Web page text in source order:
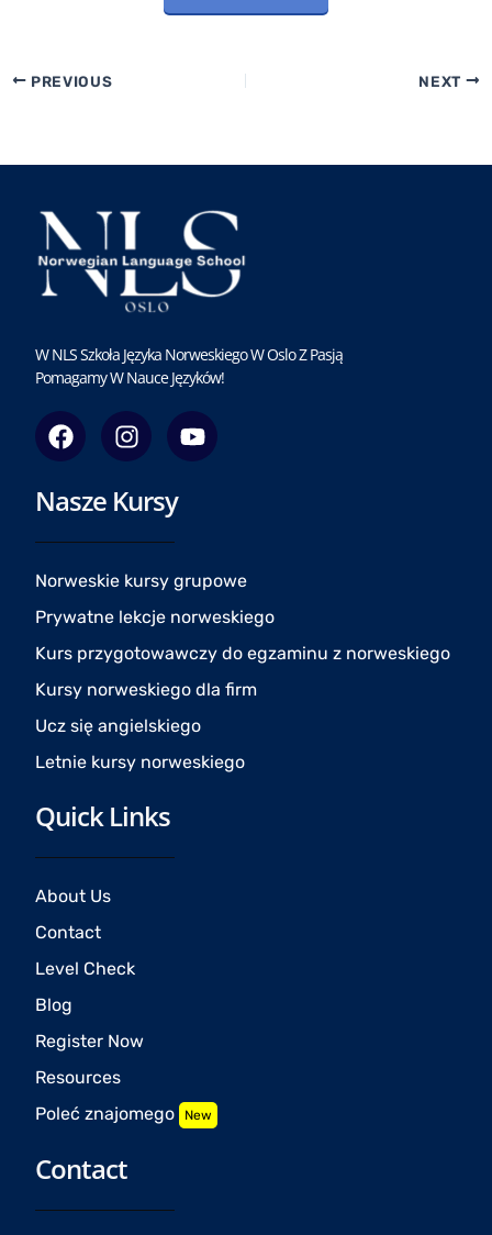
PREVIOUS NEXT
W NLS Szkoła Języka Norweskiego W Oslo Z Pasją
Pomagamy W Nauce Języków!
F
a
e
o
o
I
n
t
g
r
m
Y
o
e
Nasze Kursy
Norweskie kursy grupowe
Prywatne lekcje norweskiego
Kurs przygotowawczy do egzaminu z norweskiego
Kursy norweskiego dla firm
Ucz się angielskiego
Letnie kursy norweskiego
Quick Links
About Us
Contact
Level Check
Blog
Register Now
Resources
Poleć znajomego New
Contact